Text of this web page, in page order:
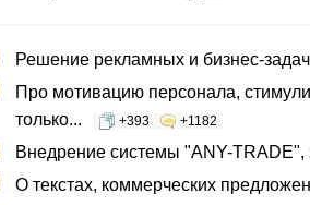
Решение рекламных и бизнес-задач
Про мотивацию персонала,
только...
+393 +1182
Внедрение системы "ANY-TRADE",
О текстах, коммерческих